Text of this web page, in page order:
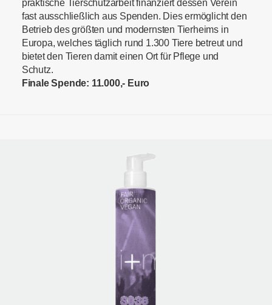
praktische Tierschutzarbeit finanziert dessen Verein
fast ausschließlich aus Spenden. Dies ermöglicht den
Betrieb des größten und modernsten Tierheims in
Europa, welches täglich rund 1.300 Tiere betreut und
bietet den Tieren damit einen Ort für Pflege und
Schutz.
Finale Spende: 11.000,- Euro